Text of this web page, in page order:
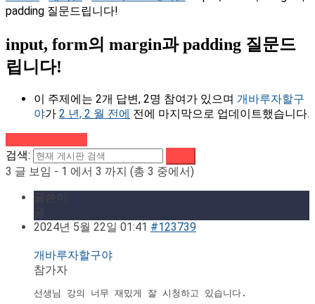
padding 질문드립니다!
input, form의 margin과 padding 질문드
립니다!
이 주제에는 2개 답변, 2명 참여가 있으며 개바루자할구
야가 2 년, 2 월 전에 전에 마지막으로 업데이트했습니다.
검색:
3 글 보임 - 1 에서 3 까지 (총 3 중에서)
2024년 5월 22일 01:41 #123739
개바루자할구야
참가자
선생님 강의 너무 재밌게 잘 시청하고 있습니다.